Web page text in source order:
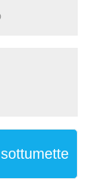
sottumette